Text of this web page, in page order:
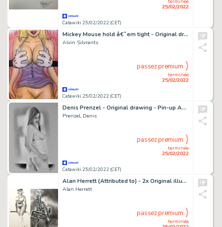
Catawiki 25/02/2022 (CET)
25/02/2022
Mickey Mouse hold â€˜em tight - Original drawing in colour by Alvin Silvrants
Alvin Silvrants
Catawiki 25/02/2022 (CET)
terminée
25/02/2022
passez premium
Denis Prenzel - Original drawing - Pin-up Anja- Size: 29,7 x 42 cm. - (2022)
Prenzel, Denis
Catawiki 25/02/2022 (CET)
terminée
25/02/2022
passez premium
Alan Herrett (Attributed to) - 2x Original illustration - Jolly Hockey Sticks + Dangerous Curves - Size (2x): app. 28 x 40 cm. - (1988/1989)
Alan Herrett
terminée
passez premium